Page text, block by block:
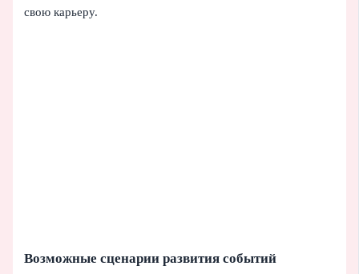
свою карьеру.
Возможные сценарии развития событий